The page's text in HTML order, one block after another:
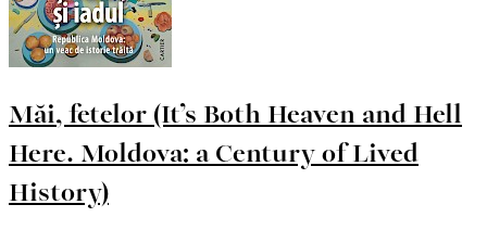
Măi, fetelor (It’s Both Heaven and Hell
Here. Moldova: a Century of Lived
History)